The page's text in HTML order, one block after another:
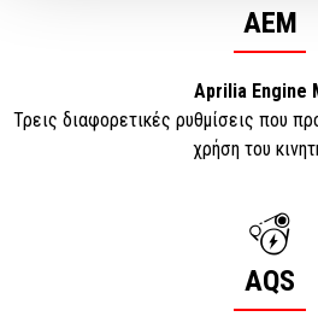
AEM
Aprilia Engine
Τρεις διαφορετικές ρυθμίσεις που
χρήση του
AQS